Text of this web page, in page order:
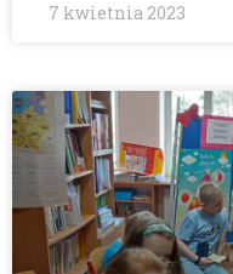
7 kwietnia 2023